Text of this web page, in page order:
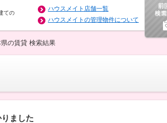
ての
ハウスメイト店舗一覧
ハウスメイトの管理物件について
県の賃貸 検索結果
ました